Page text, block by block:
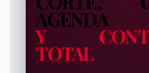
AGENDA
Y
TOTAL